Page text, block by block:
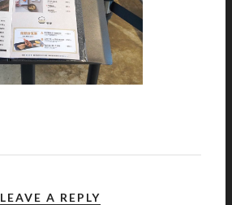
LEAVE A REPLY